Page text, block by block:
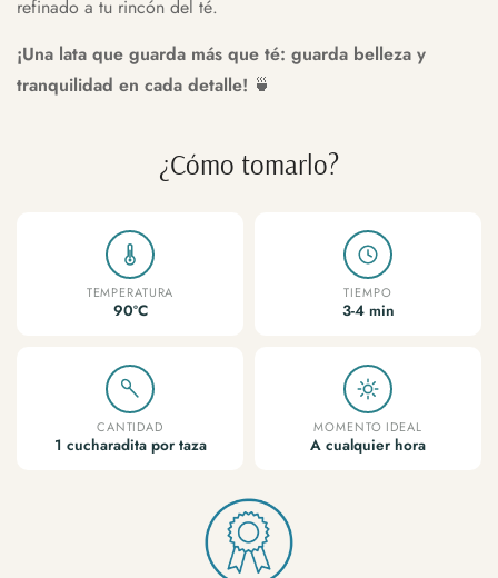
refinado a tu rincón del té.
¡Una lata que guarda más que té: guarda belleza y
tranquilidad en cada detalle! 🍵
¿Cómo tomarlo?
TEMPERATURA
90ºC
TIEMPO
3-4 min
CANTIDAD
1 cucharadita por taza
MOMENTO IDEAL
A cualquier hora